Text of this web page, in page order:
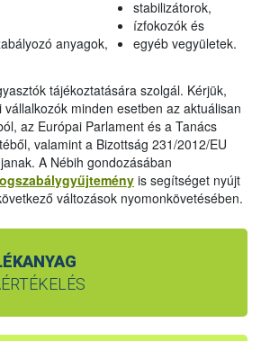
anyagok,
stabilizátorok,
ízfokozók és
egyéb vegyületek.
tájékoztatására szolgál. Kérjük,
minden esetben az aktuálisan
az Európai Parlament és a Tanács
valamint a Bizottság 231/2012/EU
A Nébih gondozásában
is segítséget nyújt
változások nyomonkövetésében.